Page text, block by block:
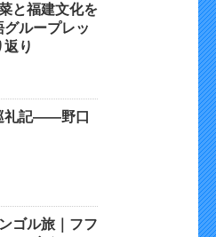
と福建文化を
ループレッ
返り
礼記——野口
ゴル旅｜フフ